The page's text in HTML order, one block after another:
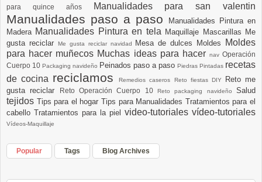
para quince años
Manualidades para san valentin
Manualidades paso a paso
Manualidades Pintura en
Madera Manualidades Pintura en tela Maquillaje Mascarillas Me
gusta reciclar
Me gusta reciclar navidad Mesa de dulces Moldes
Moldes
para hacer muñecos Muchas ideas para hacer nav Operación
Cuerpo 10 Packaging navideño Peinados paso a paso Piedras Pintadas recetas
de cocina reciclamosRemedios caseros Reto fiestas DIY
Reto me
gusta reciclar
Reto Operación Cuerpo 10Reto packaging navideñoSalud
tejidos Tips para el hogarTips para Manualidades Tratamientos para el
cabello Tratamientos para la piel video-tutoriales vídeo-tutoriales
Vídeos-Maquillaje
Popular Tags Blog Archives